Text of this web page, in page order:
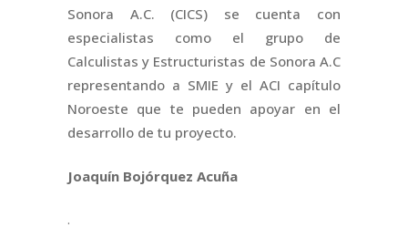
Sonora A.C. (CICS) se cuenta con
especialistas como el grupo de
Calculistas y Estructuristas de Sonora A.C
representando a SMIE y el ACI capítulo
Noroeste que te pueden apoyar en el
desarrollo de tu proyecto.
Joaquín Bojórquez Acuña
.